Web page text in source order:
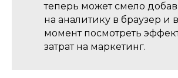
теперь может смело
на аналитику в браузер и
момент посмотреть
затрат на маркетинг.